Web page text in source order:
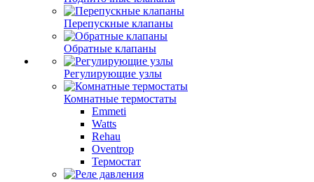
Перепускные клапаны
Обратные клапаны
Регулирующие узлы
Комнатные термостаты
Emmeti
Watts
Rehau
Oventrop
Термостат